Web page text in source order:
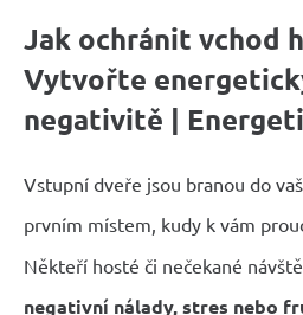
Jak ochránit vchod
Vytvořte
negativitě |
Vstupní dveře jsou branou do
prvním místem, kudy k vám
Někteří hosté či nečekané
negativní nálady, stres nebo